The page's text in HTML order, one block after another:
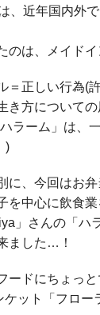
、近年国内外
のは、メイド
＝正しい行為(
き方についての
ラーム」は、
)
に、今回はお
を中心に飲食
」さんの「ハ
ました…！
ードにちょっ
ット「フロー